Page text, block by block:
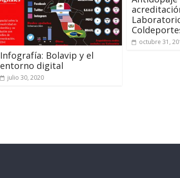
Infografía: Bolavip y el
entorno digital
julio 30, 2020
octubre 31,